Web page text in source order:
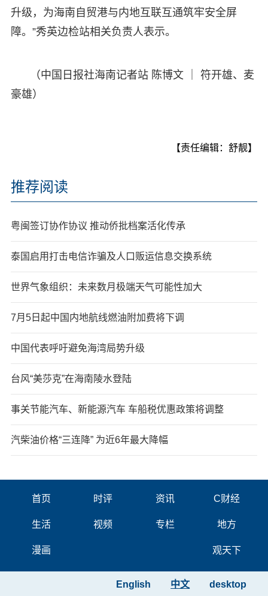
升级，为海南自贸港与内地互联互通筑牢安全屏
障。”秀英边检站相关负责人表示。
（中国日报社海南记者站 陈博文 ｜ 符开雄、麦
豪雄）
【责任编辑：舒靓】
推荐阅读
粤闽签订协作协议 推动侨批档案活化传承
泰国启用打击电信诈骗及人口贩运信息交换系统
世界气象组织：未来数月极端天气可能性加大
7月5日起中国内地航线燃油附加费将下调
中国代表呼吁避免海湾局势升级
台风“美莎克”在海南陵水登陆
事关节能汽车、新能源汽车 车船税优惠政策将调整
汽柴油价格“三连降” 为近6年最大降幅
首页 时评 资讯 C财经
生活 视频 专栏 地方
漫画 观天下
desktop
中文
English